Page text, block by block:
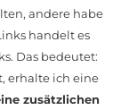
andere habe
handelt es
Das bedeutet:
erhalte ich eine
zusätzlichen